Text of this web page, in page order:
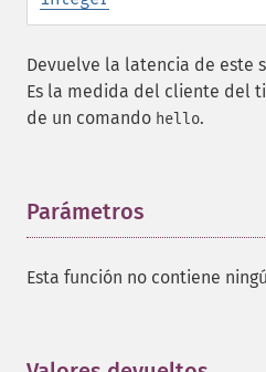
Devuelve la latencia de este
Es la medida del cliente del
de un comando hello.
Parámetros
Esta función no contiene